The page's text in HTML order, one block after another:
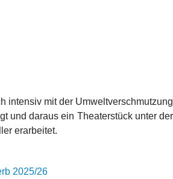
intensiv mit der Umweltverschmutzung
und daraus ein Theaterstück unter der
erarbeitet.